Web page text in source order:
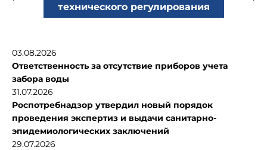
технического регулирования
03.08.2026
Ответственность за отсутствие приборов учета
забора воды
31.07.2026
Роспотребнадзор утвердил новый порядок
проведения экспертиз и выдачи санитарно-
эпидемиологических заключений
29.07.2026